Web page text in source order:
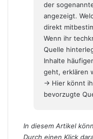
der
angezeigt.
direkt
Wenn ihr
Quelle
Inhalte
geht, erklären
→ Hier könnt
bevorzugte
In diesem Artikel
Durch einen Klick